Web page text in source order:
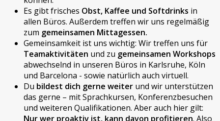
Es gibt frisches Obst, Kaffee und Softdrinks in
allen Büros. Außerdem treffen wir uns regelmäßig
zum gemeinsamen Mittagessen.
Gemeinsamkeit ist uns wichtig: Wir treffen uns für
Teamaktivitäten und zu gemeinsamen Workshops
abwechselnd in unseren Büros in Karlsruhe, Köln
und Barcelona - sowie natürlich auch virtuell.
Du bildest dich gerne weiter und wir unterstützen
das gerne – mit Sprachkursen, Konferenzbesuchen
und weiteren Qualifikationen. Aber auch hier gilt:
Nur wer proaktiv ist, kann davon profitieren. Also